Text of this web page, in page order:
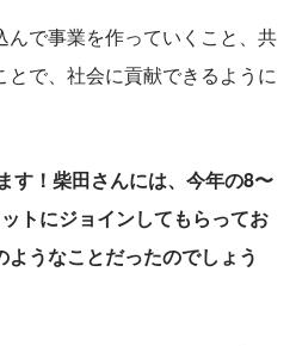
んで事業を作っていくこと、共
で、社会に貢献できるように
す！柴田さんには、今年の8〜
トにジョインしてもらってお
うなことだったのでしょう